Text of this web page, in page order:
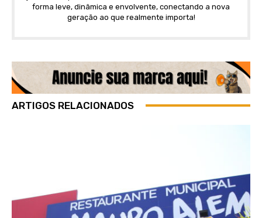
forma leve, dinâmica e envolvente, conectando a nova
geração ao que realmente importa!
ARTIGOS RELACIONADOS